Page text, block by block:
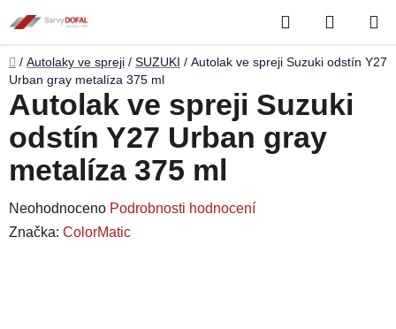
na
obsah
Hledat
KOŠÍK
Domů
/ Autolaky ve spreji / SUZUKI / Autolak ve spreji Suzuki odstín Y27
Urban gray metalíza 375 ml
Autolak ve spreji Suzuki
odstín Y27 Urban gray
metalíza 375 ml
Průměrné
hodnocení
Neohodnoceno Podrobnosti hodnocení
Značka: ColorMatic